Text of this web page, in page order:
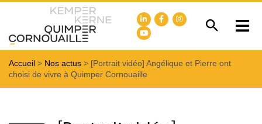
Accueil > Nos actus > [Portrait vidéo] Angélique et Pierre ont
choisi de vivre à Quimper Cornouaille